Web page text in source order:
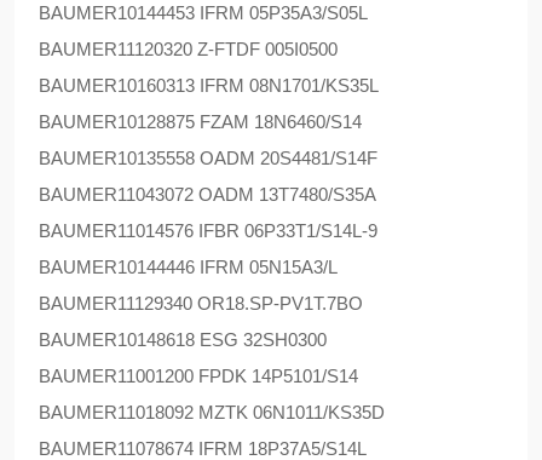
BAUMER10144453 IFRM 05P35A3/S05L
BAUMER11120320 Z-FTDF 005I0500
BAUMER10160313 IFRM 08N1701/KS35L
BAUMER10128875 FZAM 18N6460/S14
BAUMER10135558 OADM 20S4481/S14F
BAUMER11043072 OADM 13T7480/S35A
BAUMER11014576 IFBR 06P33T1/S14L-9
BAUMER10144446 IFRM 05N15A3/L
BAUMER11129340 OR18.SP-PV1T.7BO
BAUMER10148618 ESG 32SH0300
BAUMER11001200 FPDK 14P5101/S14
BAUMER11018092 MZTK 06N1011/KS35D
BAUMER11078674 IFRM 18P37A5/S14L